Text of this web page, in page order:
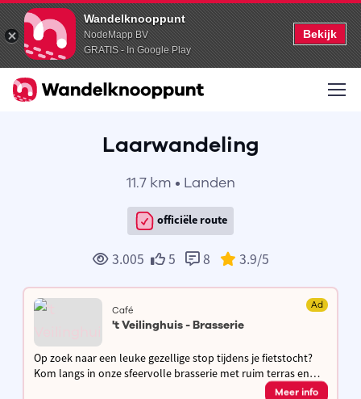
Wandelknooppunt
NodeMapp BV
GRATIS - In Google Play
Bekijk
Laarwandeling
11.7 km • Landen
officiële route
3.005 5 8 3.9/5
Café Ad
't Veilinghuis - Brasserie
Op zoek naar een leuke gezellige stop tijdens je fietstocht?
Kom langs in onze sfeervolle brasserie met ruim terras en
laad je fiets gratis op terwijl je geniet van een hapje & een
Meer info